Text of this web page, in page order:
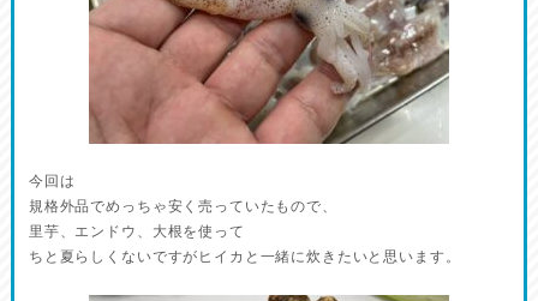
今回は
規格外品でめっちゃ安く売っていたもので、
里芋、エンドウ、大根を使って
ちと夏らしくないですがヒイカと一緒に炊きたいと思います。